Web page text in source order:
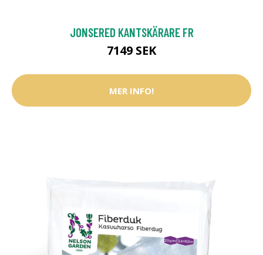
JONSERED KANTSKÄRARE FR
7149 SEK
MER INFO!